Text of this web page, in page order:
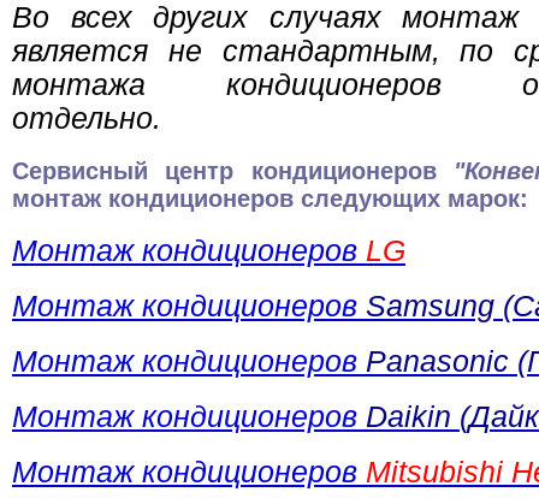
Во всех других случаях монтаж
является не стандартным, по
монтажа кондиционеров
отдельно.
Сервисный центр кондиционеров
монтаж кондиционеров следующих марок:
Монтаж кондиционеров LG
Монтаж кондиционеров Samsung
Монтаж кондиционеров Panasonic
Монтаж кондиционеров Daikin
Монтаж кондиционеров Mitsubishi